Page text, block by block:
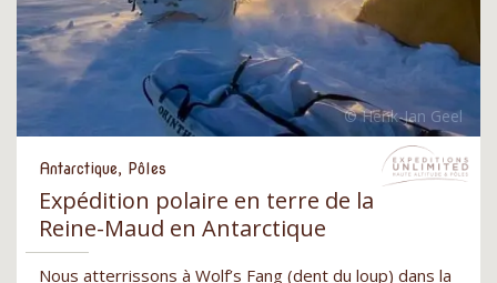
Antarctique, Pôles
Expédition polaire en terre de la
Reine-Maud en Antarctique
Nous atterrissons à Wolf’s Fang (dent du loup) dans la